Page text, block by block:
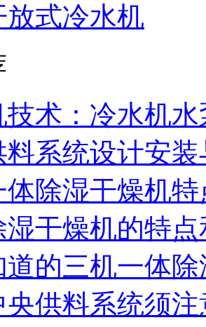
放式冷水机
技术：冷水机
料系统设计安
体除湿干燥机特
湿干燥机的特
道的三机一体
央供料系统须